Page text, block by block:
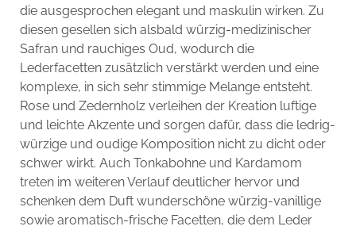
die ausgesprochen elegant und maskulin wirken. Zu
diesen gesellen sich alsbald würzig-medizinischer
Safran und rauchiges Oud, wodurch die
Lederfacetten zusätzlich verstärkt werden und eine
komplexe, in sich sehr stimmige Melange entsteht.
Rose und Zedernholz verleihen der Kreation luftige
und leichte Akzente und sorgen dafür, dass die ledrig-
würzige und oudige Komposition nicht zu dicht oder
schwer wirkt. Auch Tonkabohne und Kardamom
treten im weiteren Verlauf deutlicher hervor und
schenken dem Duft wunderschöne würzig-vanillige
sowie aromatisch-frische Facetten, die dem Leder